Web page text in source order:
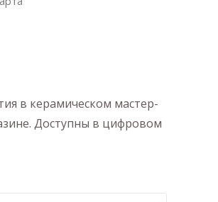
в керамическом мастер-
Доступны в цифровом